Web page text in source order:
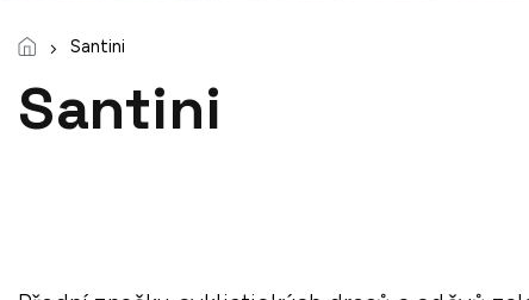
Santini
Santini